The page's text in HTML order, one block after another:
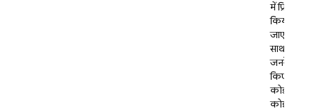
में प्रिंट
किया
जाएगा.
साथ ही,
जनरेट
किए गए
कोड में
कोई